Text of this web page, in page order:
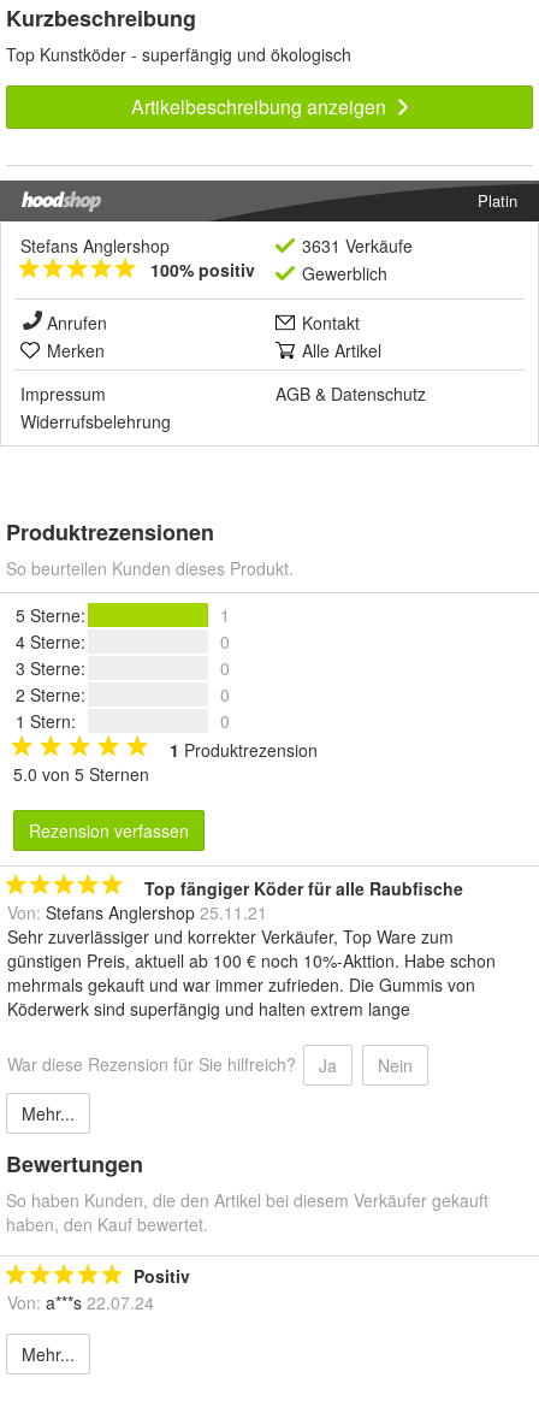
Kurzbeschreibung
Top Kunstköder - superfängig und ökologisch
Artikelbeschreibung anzeigen
Platin
Stefans Anglershop
100% positiv
3631 Verkäufe
Gewerblich
Anrufen
Kontakt
Merken
Alle Artikel
Impressum
AGB & Datenschutz
Widerrufsbelehrung
Produktrezensionen
So beurteilen Kunden dieses Produkt.
5 Sterne:
1
4 Sterne:
0
3 Sterne:
0
2 Sterne:
0
1 Stern:
0
1 Produktrezension
5.0 von 5 Sternen
Rezension verfassen
Top fängiger Köder für alle Raubfische
Von: Stefans Anglershop 25.11.21
Sehr zuverlässiger und korrekter Verkäufer, Top Ware zum
günstigen Preis, aktuell ab 100 € noch 10%-Akttion. Habe schon
mehrmals gekauft und war immer zufrieden. Die Gummis von
Köderwerk sind superfängig und halten extrem lange
War diese Rezension für Sie hilfreich? Ja
Nein
Mehr...
Bewertungen
So haben Kunden, die den Artikel bei diesem Verkäufer gekauft
haben, den Kauf bewertet.
Positiv
Von: a***s 22.07.24
Mehr...